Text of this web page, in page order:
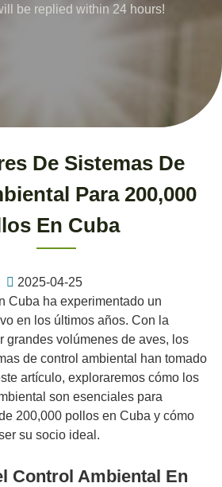
be replied within 24 hours!
De Sistemas De
Para 200,000
En Cuba
2025-04-25
Cuba ha experimentado un
en los últimos años. Con la
grandes volúmenes de aves, los
de control ambiental han tomado
artículo, exploraremos cómo los
son esenciales para
200,000 pollos en Cuba y cómo
su socio ideal.
Control Ambiental En